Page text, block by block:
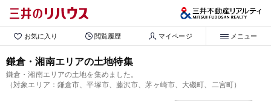
お気に入り 閲覧履歴 マイページ メニュー
鎌倉・湘南エリアの土地特集
鎌倉・湘南エリアの土地を集めました。
（対象エリア：鎌倉市、平塚市、藤沢市、茅ヶ崎市、大磯町、二宮町）